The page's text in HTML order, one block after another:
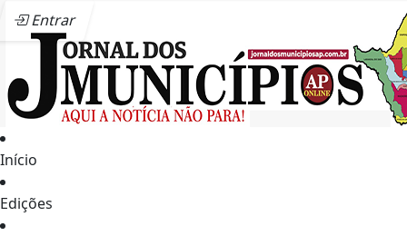
Entrar
Início
Edições